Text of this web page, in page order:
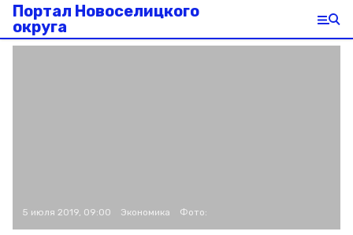
Портал Новоселицкого
округа
5 июля 2019, 09:00 Экономика Фото: